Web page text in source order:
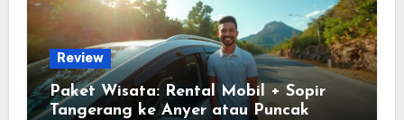
Review
Paket Wisata: Rental Mobil + Sopir
Tangerang ke Anyer atau Puncak